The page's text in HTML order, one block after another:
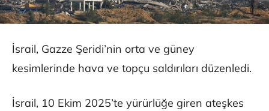
İsrail, Gazze Şeridi’nin orta ve güney
kesimlerinde hava ve topçu saldırıları düzenledi.
İsrail, 10 Ekim 2025’te yürürlüğe giren ateşkes